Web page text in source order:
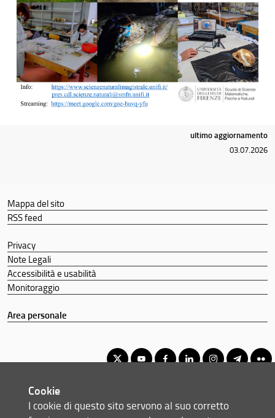
ultimo aggiornamento
03.07.2026
Mappa del sito
RSS feed
Privacy
Note Legali
Accessibilità e usabilità
Monitoraggio
Area personale
Corso di Laurea Magistrale in Scienze della Natura e dell'Uomo
© Copyright 2012-2026 Università degli Studi di Firenze UNIFI
Cookie
I cookie di questo sito servono al suo corretto